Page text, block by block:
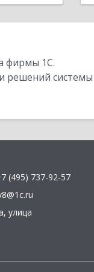
фирмы 1С.
решений
(495) 737-92-57
, улица